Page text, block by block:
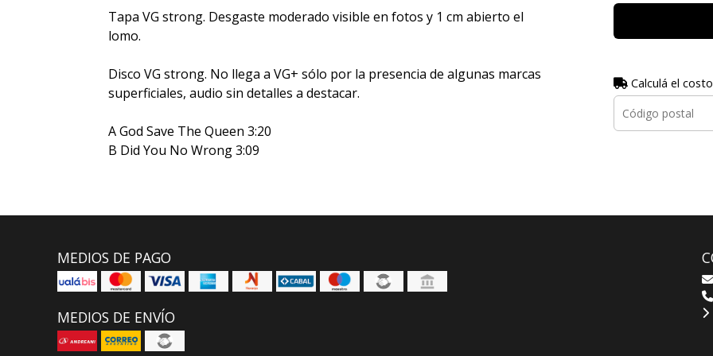
Tapa VG strong. Desgaste moderado visible en fotos y 1 cm abierto el
lomo.
Disco VG strong. No llega a VG+ sólo por la presencia de algunas marcas
superficiales, audio sin detalles a destacar.
A God Save The Queen 3:20
B Did You No Wrong 3:09
Calculá el
MEDIOS DE PAGO
MEDIOS DE ENVÍO